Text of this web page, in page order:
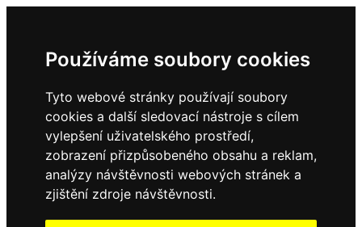
Používáme soubory cookies
Tyto webové stránky používají soubory
cookies a další sledovací nástroje s cílem
vylepšení uživatelského prostředí,
zobrazení přizpůsobeného obsahu a reklam,
analýzy návštěvnosti webových stránek a
zjištění zdroje návštěvnosti.